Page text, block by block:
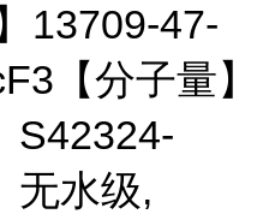
13709-47-
【分子量】
S42324-
无水级,